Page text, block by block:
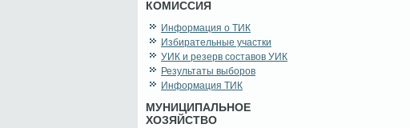
КОМИССИЯ
Информация о ТИК
Избирательные участки
УИК и резерв составов УИК
Результаты выборов
Информация ТИК
МУНИЦИПАЛЬНОЕ
ХОЗЯЙСТВО